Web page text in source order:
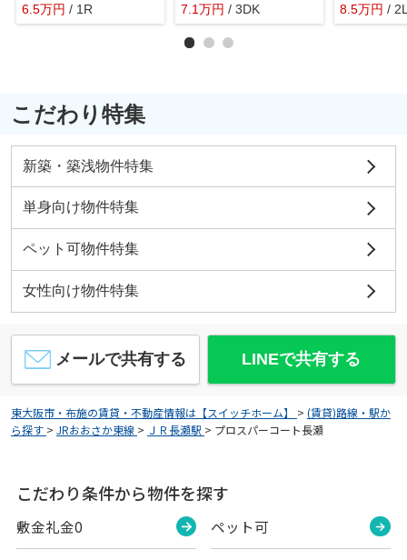
6.5万円 / 1R
7.1万円 / 3DK 8.5万円 /
こだわり特集
新築・築浅物件特集
単身向け物件特集
ペット可物件特集
女性向け物件特集
メールで共有する LINEで共有する
東大阪市・布施の賃貸・不動産情報は【スイッチホーム】 > (賃貸)路線・駅か
ら探す > JRおおさか東線 > ＪＲ長瀬駅 > プロスパーコート長瀬
こだわり条件から物件を探す
敷金礼金0 ペット可